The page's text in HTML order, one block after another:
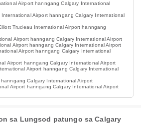
Airport hanngang Calgary International
Airport hanngang Calgary International
Trudeau International Airport hanngang
Airport hanngang Calgary International Airport
Airport hanngang Calgary International Airport
Airport hanngang Calgary International
Airport hanngang Calgary International Airport
Airport hanngang Calgary International
Calgary International Airport
Airport hanngang Calgary International Airport
sa Lungsod patungo sa Calgary